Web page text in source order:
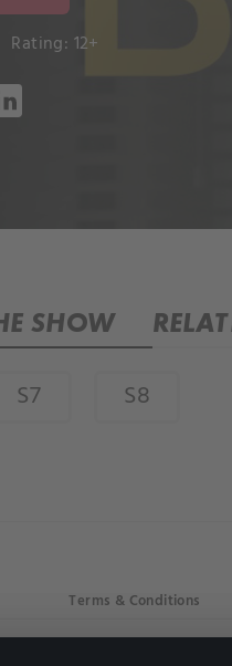
Rating: 12+
SHOW
S7 S8
Terms & Conditions